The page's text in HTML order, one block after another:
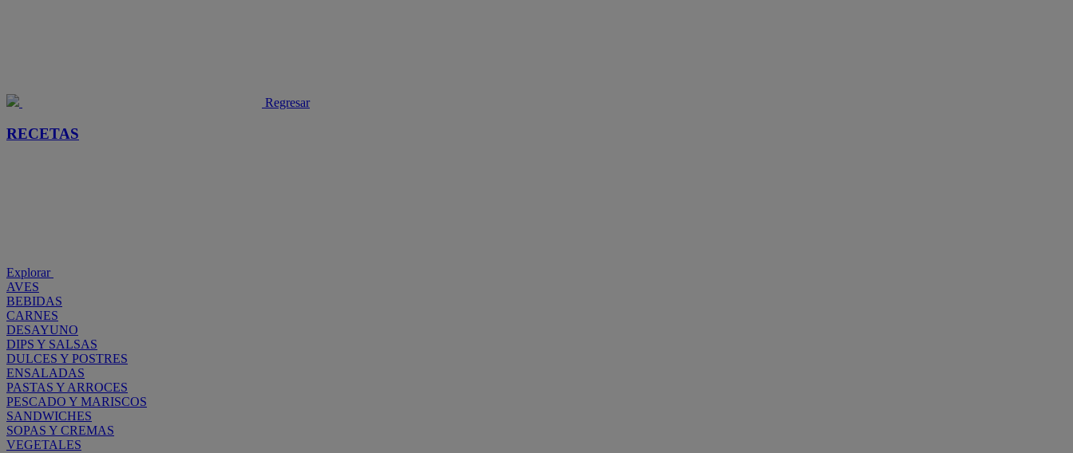
Regresar
RECETAS
Explorar
AVES
BEBIDAS
CARNES
DESAYUNO
DIPS Y SALSAS
DULCES Y POSTRES
ENSALADAS
PASTAS Y ARROCES
PESCADO Y MARISCOS
SANDWICHES
SOPAS Y CREMAS
VEGETALES